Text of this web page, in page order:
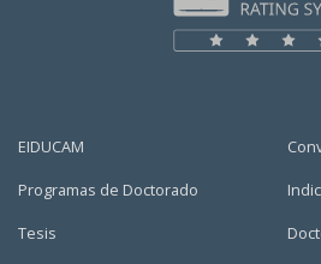
EIDUCAM
Programas de Doctorado
Tesis